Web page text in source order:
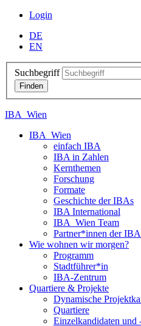
Login
DE
EN
Suchbegriff
IBA_Wien
IBA_Wien
einfach IBA
IBA in Zahlen
Kernthemen
Forschung
Formate
Geschichte der IBAs
IBA International
IBA_Wien Team
Partner*innen der
Wie wohnen wir morgen?
Programm
Stadtführer*in
IBA-Zentrum
Quartiere & Projekte
Dynamische
Quartiere
Einzelkandidaten und